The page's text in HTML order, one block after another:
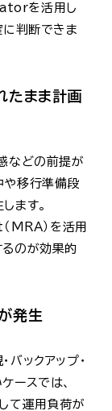
を活用し
判断できま
たまま計画
などの前提が
や移行準備段
ます。
）を活用
るのが効果的
発生
ックアップ・
ースでは、
て運用負荷が